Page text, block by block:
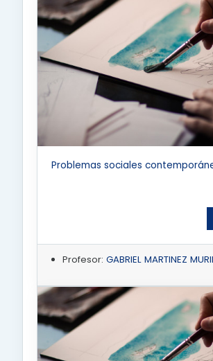
Problemas sociales
Profesor: GABRIEL MARTINEZ